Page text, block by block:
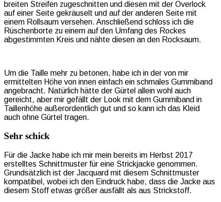
breiten Streifen zugeschnitten und diesen mit der Overlock
auf einer Seite gekräuselt und auf der anderen Seite mit
einem Rollsaum versehen. Anschließend schloss ich die
Rüschenborte zu einem auf den Umfang des Rockes
abgestimmten Kreis und nähte diesen an den Rocksaum.
Um die Taille mehr zu betonen, habe ich in der von mir
ermittelten Höhe von innen einfach ein schmales Gummiband
angebracht. Natürlich hätte der Gürtel allein wohl auch
gereicht, aber mir gefällt der Look mit dem Gummiband in
Taillenhöhe außerordentlich gut und so kann ich das Kleid
auch ohne Gürtel tragen.
Sehr schick
Für die Jacke habe ich mir mein bereits im Herbst 2017
erstelltes Schnittmuster für eine Strickjacke genommen.
Grundsätzlich ist der Jacquard mit diesem Schnittmuster
kompatibel, wobei ich den Eindruck habe, dass die Jacke aus
diesem Stoff etwas größer ausfällt als aus Strickstoff.